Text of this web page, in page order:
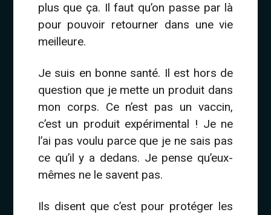
plus que ça. Il faut qu’on passe par là
pour pouvoir retourner dans une vie
meilleure.
Je suis en bonne santé. Il est hors de
question que je mette un produit dans
mon corps. Ce n’est pas un vaccin,
c’est un produit expérimental ! Je ne
l’ai pas voulu parce que je ne sais pas
ce qu’il y a dedans. Je pense qu’eux-
mêmes ne le savent pas.
Ils disent que c’est pour protéger les